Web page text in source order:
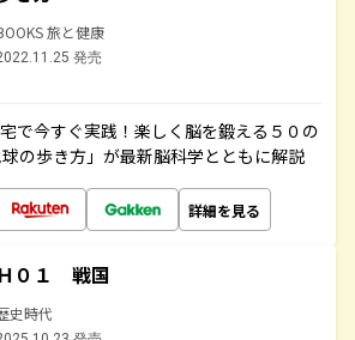
旅と健康
発売
で今すぐ実践！楽しく脳を鍛える５０の
の歩き方」が最新脳科学とともに解説
詳細を見る
０１ 戦国
史時代